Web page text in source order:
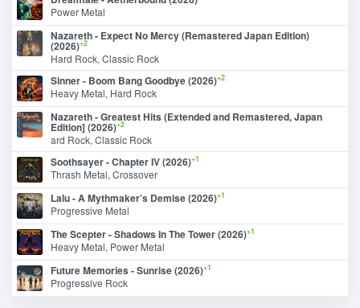
Power Metal
Nazareth - Expect No Mercy (Remastered Japan Edition)
(2026)+2
Hard Rock, Classic Rock
Sinner - Boom Bang Goodbye (2026)+2
Heavy Metal, Hard Rock
Nazareth - Greatest Hits (Extended and Remastered, Japan
Edition] (2026)+2
ard Rock, Classic Rock
Soothsayer - Chapter IV (2026)+1
Thrash Metal, Crossover
Lalu - A Mythmaker’s Demise (2026)+1
Progressive Metal
The Scepter - Shadows In The Tower (2026)+1
Heavy Metal, Power Metal
Future Memories - Sunrise (2026)+1
Progressive Rock